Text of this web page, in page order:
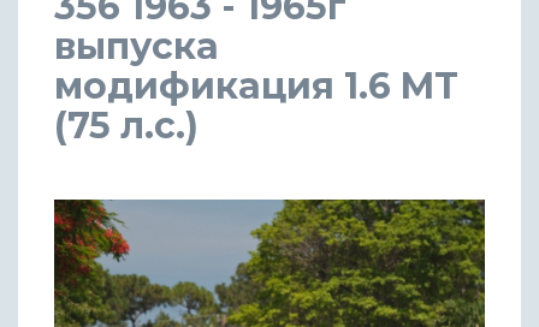
выпуска
модификация 1.6 MT
(75 л.с.)